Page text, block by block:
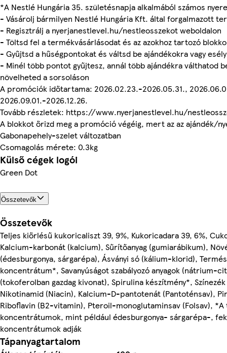
*A Nestlé Hungária 35. születésnapja alkalmából számos
- Vásárolj bármilyen Nestlé Hungária Kft. által forgalmazott
- Regisztrálj a nyerjanestlevel.hu/nestleosszekot weboldalon
- Töltsd fel a termékvásárlásodat és az azokhoz tartozó
- Gyűjtsd a hűségpontokat és váltsd be ajándékokra vagy
- Minél több pontot gyűjtesz, annál több ajándékra válthatod
növelheted a sorsoláson
A promóciók időtartama: 2026.02.23.-2026.05.31.,
2026.09.01.-2026.12.26.
Tovább részletek: https://www.nyerjanestlevel.hu/
A blokkot őrizd meg a promóció végéig, mert az az ajándék/
Gabonapehely-szelet változatban
Csomagolás mérete: 0.3kg
Külső cégek logói
Green Dot
Összetevők
Összetevők
Teljes kiőrlésű kukoricaliszt 39, 9%, Kukoricadara 39, 6%,
Kalcium-karbonát (kalcium), Sűrítőanyag (gumiarábikum),
(édesburgonya, sárgarépa), Ásványi só (kálium-klorid),
koncentrátum*, Savanyúságot szabályozó anyagok (nátrium-
(tokoferolban gazdag kivonat), Spirulina készítmény*,
Nikotinamid (Niacin), Kalcium-D-pantotenát (Pantoténsav),
Riboflavin (B2-vitamin), Pteroil-monoglutaminsav (Folsav),
koncentrátumok, mint például édesburgonya- sárgarépa-,
koncentrátumok adják
Tápanyagtartalom